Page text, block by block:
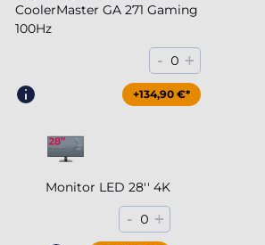
CoolerMaster GA 271 Gaming
100Hz
- 0 +
+204,90 €*
+134,90 €*
Monitor LED 28'' 4K
- 0 +